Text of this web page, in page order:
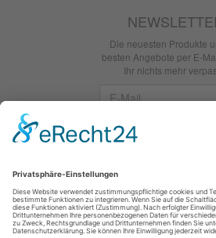
Die neuesten Produkte
besten Angebote per E-
Ihr nichts mehr
Facebook
*inkl.